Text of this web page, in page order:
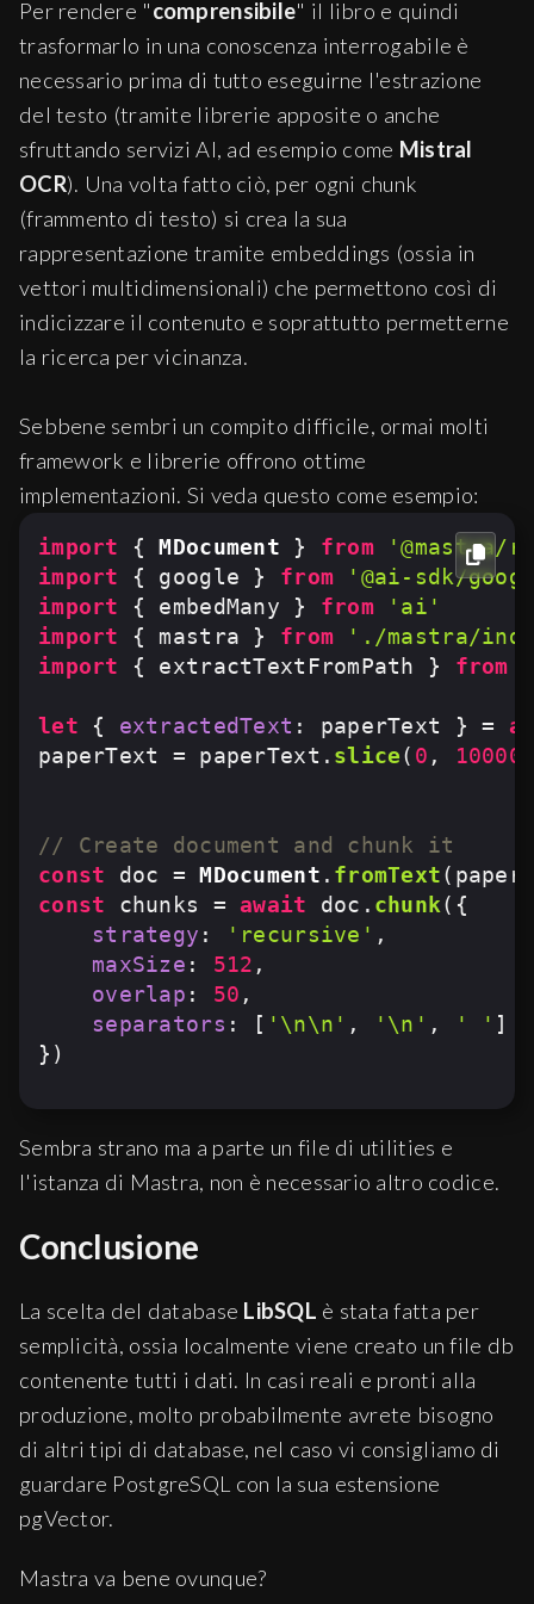
Per rendere "comprensibile" il libro e quindi
trasformarlo in una conoscenza interrogabile è
necessario prima di tutto eseguirne l'estrazione
del testo (tramite librerie apposite o anche
sfruttando servizi AI, ad esempio come Mistral
OCR). Una volta fatto ciò, per ogni chunk
(frammento di testo) si crea la sua
rappresentazione tramite embeddings (ossia in
vettori multidimensionali) che permettono così di
indicizzare il contenuto e soprattutto permetterne
la ricerca per vicinanza.
Sebbene sembri un compito difficile, ormai molti
framework e librerie offrono ottime
implementazioni. Si veda questo come esempio:
import { MDocument } from
'@mastra/
import { google } from
'@ai-sdk/
import { embedMany } from
'ai'
import { mastra } from
'./mastra/
import { extractTextFromPath } from
let { extractedText : paperText } =
paperText = paperText. slice( 0 , 10000
// Create document and chunk it
const doc = MDocument . fromText
const chunks = await doc. chunk({
strategy : 'recursive' ,
maxSize : 512 ,
overlap : 50 ,
separators : [ '\n\n' , '\n' , ' ' ]
})
const model = google.
// Generate embeddings
const { embeddings } =
values: chunks.map ((chunk) =>
providerOptions : {
google: {
taskType:
    }
  }
})
// Get the vector store instance from
Sembra strano ma a parte un file di utilities e
l'istanza di Mastra, non è necessario altro codice.
Conclusione
La scelta del database LibSQL è stata fatta per
semplicità, ossia localmente viene creato un file db
contenente tutti i dati. In casi reali e pronti alla
produzione, molto probabilmente avrete bisogno
di altri tipi di database, nel caso vi consigliamo di
guardare PostgreSQL con la sua estensione
pgVector.
Mastra va bene ovunque?